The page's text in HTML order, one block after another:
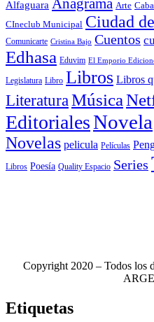
Alfaguara Anagrama Arte
CIneclub Municipal Ciudad
Comunicarte Cristina Bajo Cuentos
Edhasa Eduvim El Emporio
Legislatura Libro Libros Libros
LiteraturaMúsica
EditorialesNovela
Novelas pelicula Películas
Libros Poesía Quality Espacio Series
Copyright 2020 – Todos los
Etiquetas